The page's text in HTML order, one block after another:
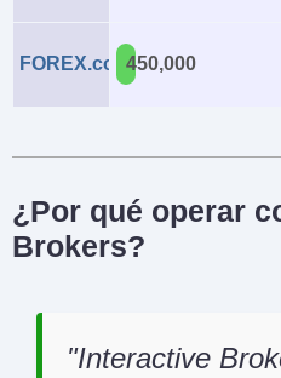
FOREX.com450,000
¿Por qué operar
Brokers?
Interactive